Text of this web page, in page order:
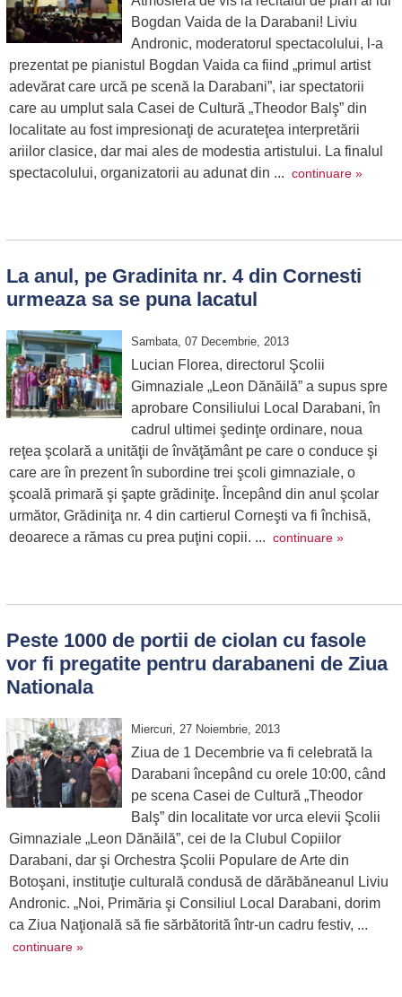
Bogdan Vaida de la Darabani! Liviu
Andronic, moderatorul spectacolului, l-a
prezentat pe pianistul Bogdan Vaida ca fiind „primul artist
adevărat care urcă pe scenă la Darabani”, iar spectatorii
care au umplut sala Casei de Cultură „Theodor Balş” din
localitate au fost impresionaţi de acurateţea interpretării
ariilor clasice, dar mai ales de modestia artistului. La finalul
spectacolului, organizatorii au adunat din ... continuare »
La anul, pe Gradinita nr. 4 din Cornesti
urmeaza sa se puna lacatul
Sambata, 07 Decembrie, 2013
Lucian Florea, directorul Şcolii
Gimnaziale „Leon Dănăilă” a supus spre
aprobare Consiliului Local Darabani, în
cadrul ultimei şedinţe ordinare, noua
reţea şcolară a unităţii de învăţământ pe care o conduce şi
care are în prezent în subordine trei şcoli gimnaziale, o
şcoală primară şi şapte grădiniţe. Începând din anul şcolar
următor, Grădiniţa nr. 4 din cartierul Corneşti va fi închisă,
deoarece a rămas cu prea puţini copii. ... continuare »
Peste 1000 de portii de ciolan cu fasole
vor fi pregatite pentru darabaneni de Ziua
Nationala
Miercuri, 27 Noiembrie, 2013
Ziua de 1 Decembrie va fi celebrată la
Darabani începând cu orele 10:00, când
pe scena Casei de Cultură „Theodor
Balş” din localitate vor urca elevii Şcolii
Gimnaziale „Leon Dănăilă”, cei de la Clubul Copiilor
Darabani, dar şi Orchestra Şcolii Populare de Arte din
Botoşani, instituţie culturală condusă de dărăbăneanul Liviu
Andronic. „Noi, Primăria şi Consiliul Local Darabani, dorim
ca Ziua Naţională să fie sărbătorită într-un cadru festiv, ...
continuare »